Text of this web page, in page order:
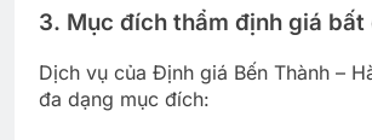
3. Mục đích thẩm định giá bất
Dịch vụ của Định giá Bến Thành –
đa dạng mục đích: